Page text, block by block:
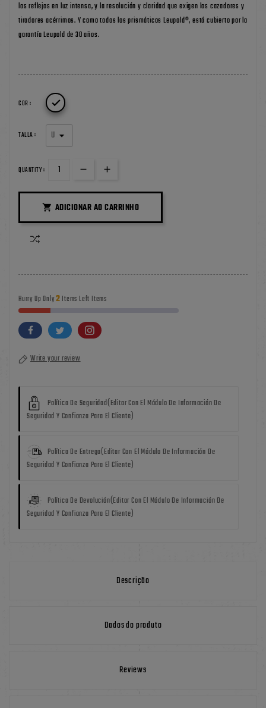
los reflejos en luz intensa, y la resolución y claridad que exigen los cazadores y
tiradores acérrimos. Y como todos los prismáticos Leupold®, está cubierto por la
garantía Leupold de 30 años.
COR : 
TALLA :
QUANTITY :
 ADICIONAR AO CARRINHO
Hurry Up Only2 Items Left Items
Write your review
Política De Seguridad(editar Con El Módulo De Información De
Seguridad Y Confianza Para El Cliente)
Política De Entrega(editar Con El Módulo De Información De
Seguridad Y Confianza Para El Cliente)
Política De Devolución(editar Con El Módulo De Información De
Seguridad Y Confianza Para El Cliente)
Descrição
Dados do produto
Reviews